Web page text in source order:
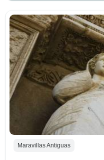
Maravillas Antiguas